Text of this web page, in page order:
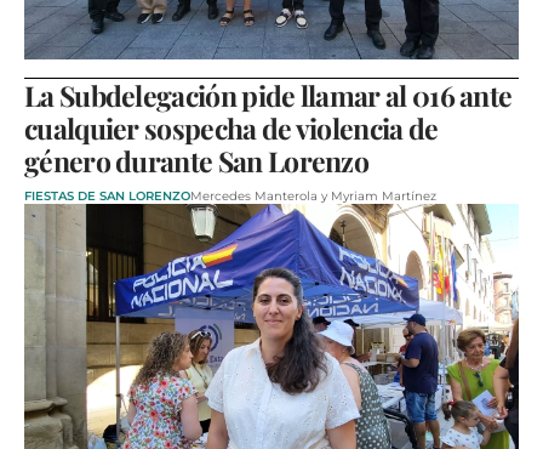
La Subdelegación pide llamar al 016 ante
cualquier sospecha de violencia de
género durante San Lorenzo
FIESTAS DE SAN LORENZOMercedes Manterola y Myriam Martínez